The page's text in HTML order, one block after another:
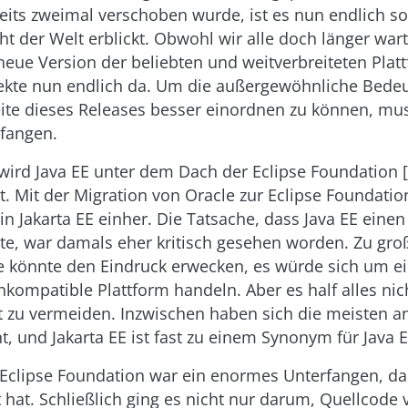
zweimal verschoben wurde, ist es nun endlich
der Welt erblickt. Obwohl wir alle doch länger
Version der beliebten und weitverbreiteten
nun endlich da. Um die außergewöhnliche
dieses Releases besser einordnen zu können,
Java EE unter dem Dach der Eclipse Foundation
Mit der Migration von Oracle zur Eclipse
Jakarta EE einher. Die Tatsache, dass Java EE
war damals eher kritisch gesehen worden. Zu
könnte den Eindruck erwecken, es würde sich um
Plattform handeln. Aber es half alles
vermeiden. Inzwischen haben sich die meisten
und Jakarta EE ist fast zu einem Synonym für Java
Foundation war ein enormes Unterfangen,
Schließlich ging es nicht nur darum, Quellcode